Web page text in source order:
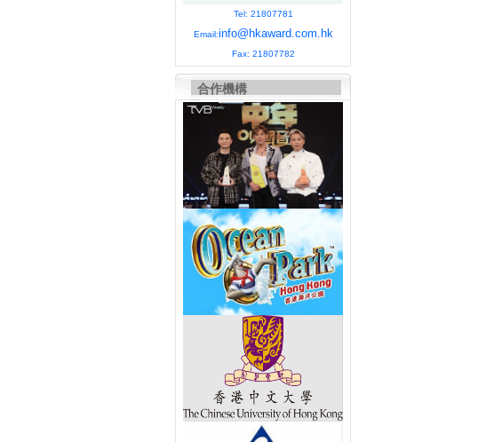
Tel: 21807781
Email:info@hkaward.com.hk
Fax: 21807782
合作機構